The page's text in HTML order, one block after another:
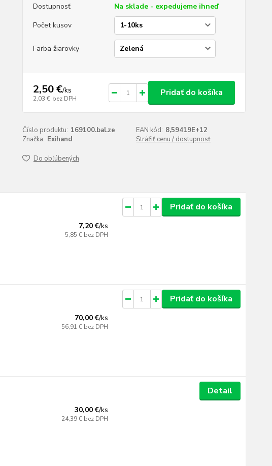
Dostupnosť
Na sklade - expedujeme ihneď
Počet kusov
Farba žiarovky
2,50 €/ks
2,03 € bez DPH
Pridať do košíka
Číslo produktu: 169100.bal.ze EAN kód: 8,59419E+12
Značka: Exihand Strážiť cenu / dostupnosť
Do obľúbených
7,20 €/ks
5,85 € bez DPH
Pridať do košíka
70,00 €/ks
56,91 € bez DPH
Pridať do košíka
30,00 €/ks
24,39 € bez DPH
Detail